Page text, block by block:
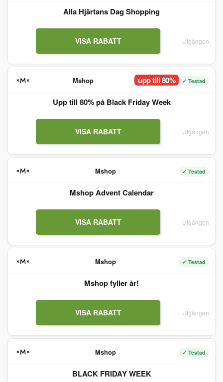
Alla Hjärtans Dag Shopping
VISA RABATT Utgången
Mshop upp till 80% ✓ Testad
Upp till 80% på Black Friday Week
VISA RABATT Utgången
Mshop ✓ Testad
Mshop Advent Calendar
VISA RABATT Utgången
Mshop ✓ Testad
Mshop fyller år!
VISA RABATT Utgången
Mshop ✓ Testad
BLACK FRIDAY WEEK